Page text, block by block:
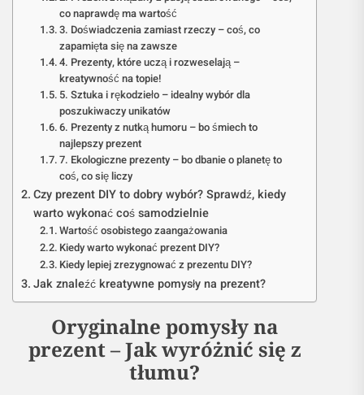
co naprawdę ma wartość
3. Doświadczenia zamiast rzeczy – coś, co
zapamięta się na zawsze
4. Prezenty, które uczą i rozweselają –
kreatywność na topie!
5. Sztuka i rękodzieło – idealny wybór dla
poszukiwaczy unikatów
6. Prezenty z nutką humoru – bo śmiech to
najlepszy prezent
7. Ekologiczne prezenty – bo dbanie o planetę to
coś, co się liczy
Czy prezent DIY to dobry wybór? Sprawdź, kiedy
warto wykonać coś samodzielnie
Wartość osobistego zaangażowania
Kiedy warto wykonać prezent DIY?
Kiedy lepiej zrezygnować z prezentu DIY?
Jak znaleźć kreatywne pomysły na prezent?
Oryginalne pomysły na
prezent – Jak wyróżnić się z
tłumu?